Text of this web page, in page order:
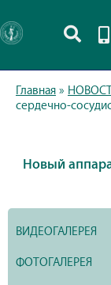
Главная »
сердечно-
Новый
ВИДЕОГАЛЕРЕЯ
ФОТОГАЛЕРЕЯ